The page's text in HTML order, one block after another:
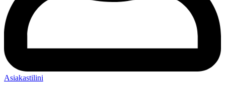
Asiakastilini